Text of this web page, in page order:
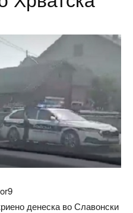
денеска во Славонски